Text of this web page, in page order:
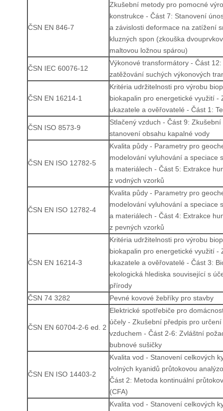
ČSN EN 846-7
Zkušební metody pro pomocné
konstrukce - Část 7: Stanovení
a závislosti deformace na zatížení
kluzných spon (zkouška
maltovou ložnou spárou)
ČSN IEC 60076-12
Výkonové transformátory - Část
zatěžování suchých výkonových
ČSN EN 16214-1
Kritéria udržitelnosti pro výrobu
biokapalin pro energetické využití -
ukazatele a ověřovatelé - Část 1:
ČSN ISO 8573-9
Stlačený vzduch - Část 9:
stanovení obsahu kapalné vody
ČSN EN ISO 12782-5
Kvalita půdy - Parametry pro
modelování vyluhování a speciace
a materiálech - Část 5: Extrakce
z vodných vzorků
ČSN EN ISO 12782-4
Kvalita půdy - Parametry pro
modelování vyluhování a speciace
a materiálech - Část 4: Extrakce
z pevných vzorků
ČSN EN 16214-3
Kritéria udržitelnosti pro výrobu
biokapalin pro energetické využití -
ukazatele a ověřovatelé - Část 3:
ekologická hlediska související s
přírody
ČSN 74 3282
Pevné kovové žebříky pro stavby
ČSN EN 60704-2-6 ed. 2
Elektrické spotřebiče pro
účely - Zkušební předpis pro
vzduchem - Část 2-6: Zvláštní
bubnové sušičky
ČSN EN ISO 14403-2
Kvalita vod - Stanovení celkových
volných kyanidů průtokovou
Část 2: Metoda kontinuální
(CFA)
Kvalita vod - Stanovení celkových